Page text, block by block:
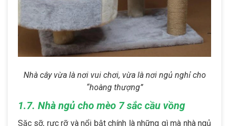
Nhà cây vừa là nơi vui chơi, vừa là nơi ngủ nghỉ cho
“hoàng thượng”
1.7. Nhà ngủ cho mèo 7 sắc cầu vồng
Sặc sỡ, rực rỡ và nổi bật chính là những gì mà nhà ngủ